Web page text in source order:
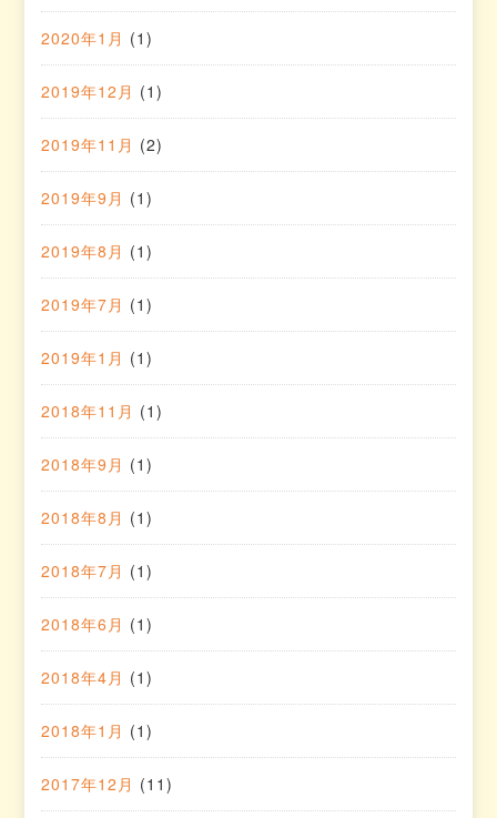
2020年1月 (1)
2019年12月 (1)
2019年11月 (2)
2019年9月 (1)
2019年8月 (1)
2019年7月 (1)
2019年1月 (1)
2018年11月 (1)
2018年9月 (1)
2018年8月 (1)
2018年7月 (1)
2018年6月 (1)
2018年4月 (1)
2018年1月 (1)
2017年12月 (11)